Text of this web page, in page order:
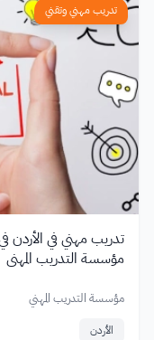
تدريب مهني وتقني
تدريب مهني في
مؤسسة التدريب المهني
مؤسسة التدريب المهني
الأردن